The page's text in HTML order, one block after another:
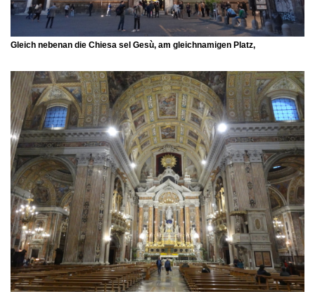
Gleich nebenan die Chiesa sel Gesù, am gleichnamigen Platz,